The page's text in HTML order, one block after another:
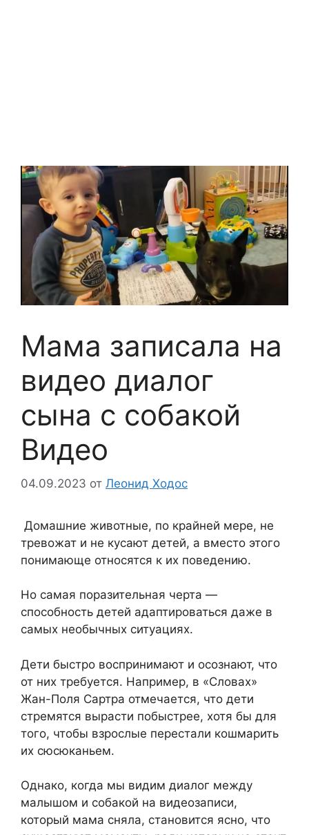
Мама записала на
видео диалог
сына с собакой
Видео
04.09.2023 от Леонид Ходос
Домашние животные, по крайней мере, не
тревожат и не кусают детей, а вместо этого
понимающе относятся к их поведению.
Но самая поразительная черта —
способность детей адаптироваться даже в
самых необычных ситуациях.
Дети быстро воспринимают и осознают, что
от них требуется. Например, в «Словах»
Жан-Поля Сартра отмечается, что дети
стремятся вырасти побыстрее, хотя бы для
того, чтобы взрослые перестали кошмарить
их сюсюканьем.
Однако, когда мы видим диалог между
малышом и собакой на видеозаписи,
который мама сняла, становится ясно, что